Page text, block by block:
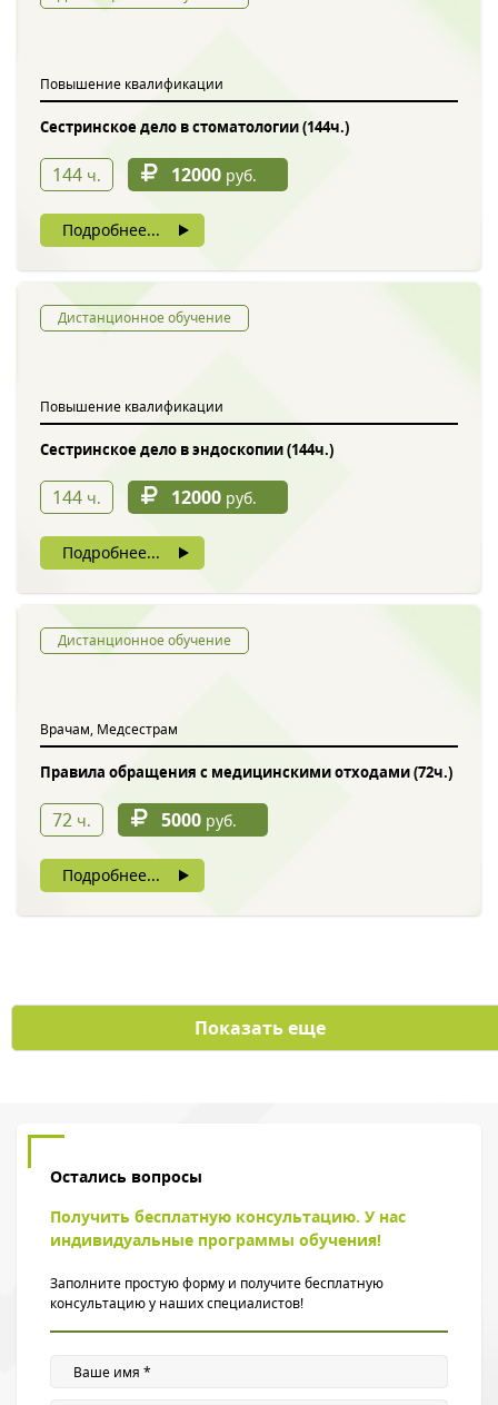
Повышение квалификации
Сестринское дело в стоматологии (144ч.)
144 ч. 12000 руб.
Подробнее...
Дистанционное обучение
Повышение квалификации
Сестринское дело в эндоскопии (144ч.)
144 ч. 12000 руб.
Подробнее...
Дистанционное обучение
Врачам, Медсестрам
Правила обращения с медицинскими отходами (72ч.)
72 ч. 5000 руб.
Подробнее...
Показать еще
Остались вопросы
Получить бесплатную консультацию. У нас
индивидуальные программы обучения!
Заполните простую форму и получите бесплатную
консультацию у наших специалистов!
Нажимая на кнопку, вы даете согласие на обработку своих